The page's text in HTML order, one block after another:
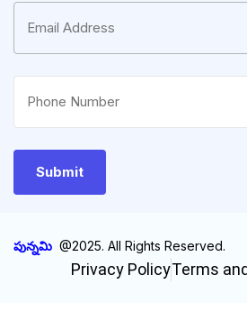
పున్నమి @2025. All Rights Reserved.
Privacy PolicyTerms